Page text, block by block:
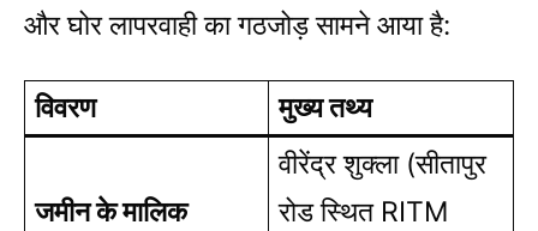
और घोर लापरवाही का गठजोड़ सामने आया है:
विवरण मुख्य तथ्य
जमीन के मालिक
वीरेंद्र शुक्ला (सीतापुर
रोड स्थित RITM